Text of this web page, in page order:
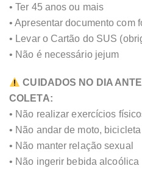
• Ter 45 anos ou mais
• Apresentar documento com
• Levar o Cartão do SUS
• Não é necessário jejum
CUIDADOS NO DIA
COLETA:
• Não realizar exercícios
• Não andar de moto,
• Não manter relação sexual
• Não ingerir bebida alcoólica